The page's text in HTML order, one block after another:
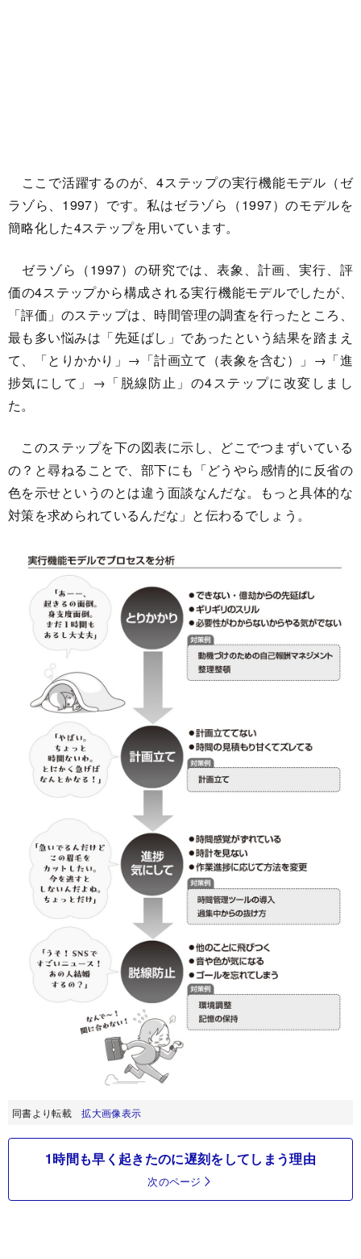
ここで活躍するのが、4ステップの実行機能モデル（ゼ
ラゾら、1997）です。私はゼラゾら（1997）のモデルを
簡略化した4ステップを用いています。
ゼラゾら（1997）の研究では、表象、計画、実行、評
価の4ステップから構成される実行機能モデルでしたが、
「評価」のステップは、時間管理の調査を行ったところ、
最も多い悩みは「先延ばし」であったという結果を踏まえ
て、「とりかかり」→「計画立て（表象を含む）」→「進
捗気にして」→「脱線防止」の4ステップに改変しまし
た。
このステップを下の図表に示し、どこでつまずいている
の？と尋ねることで、部下にも「どうやら感情的に反省の
色を示せというのとは違う面談なんだな。もっと具体的な
対策を求められているんだな」と伝わるでしょう。
同書より転載拡大画像表示
1時間も早く起きたのに遅刻をしてしまう理由
次のページ